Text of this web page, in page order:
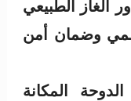
الغاز الطبيعي
وضمان أمن
المكانة